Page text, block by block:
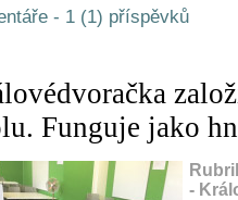
- 1 (1) příspěvků
Funguje jako
-